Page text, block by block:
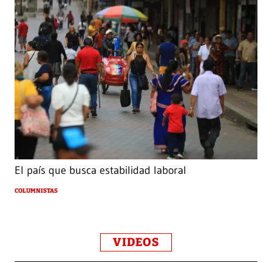
El país que busca estabilidad laboral
COLUMNISTAS
VIDEOS